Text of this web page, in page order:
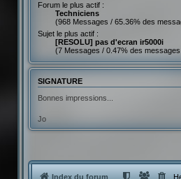
Forum le plus actif :
Techniciens
(968 Messages / 65.36% des
Sujet le plus actif :
[RESOLU] pas d'ecran ir5000i
(7 Messages / 0.47% des
SIGNATURE
Bonnes impressions...
Jo
Index du forum